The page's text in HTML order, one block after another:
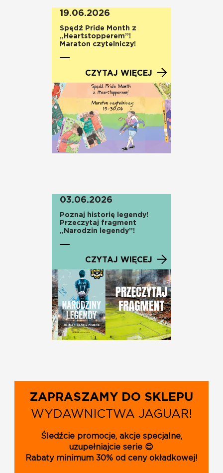
CZYTAJ WIĘCEJ
19.06.2026
Spędź Pride Month z
„Heartstopperem”!
Maraton czytelniczy!
CZYTAJ WIĘCEJ
03.06.2026
Poznaj historię legendy!
Przeczytaj fragment
„Narodzin legendy”!
ZAPRASZAMY DO SKLEPU
WYDAWNICTWA JAGUAR!
Śledźcie promocje, akcje specjalne,
uzupełniajcie serie 😊
Rabaty minimum 30% od ceny okładkowej!